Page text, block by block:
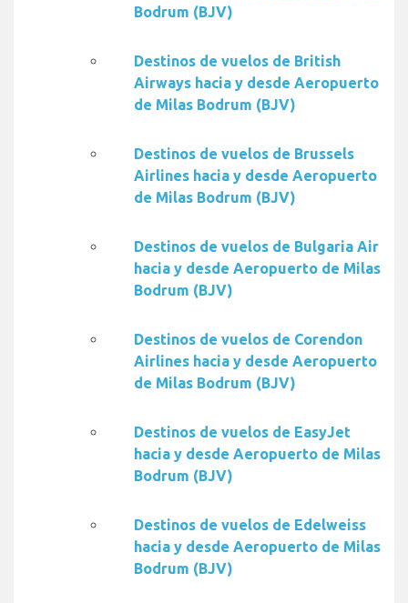
Bodrum (BJV)
Destinos de vuelos de British
Airways hacia y desde Aeropuerto
de Milas Bodrum (BJV)
Destinos de vuelos de Brussels
Airlines hacia y desde Aeropuerto
de Milas Bodrum (BJV)
Destinos de vuelos de Bulgaria Air
hacia y desde Aeropuerto de Milas
Bodrum (BJV)
Destinos de vuelos de Corendon
Airlines hacia y desde Aeropuerto
de Milas Bodrum (BJV)
Destinos de vuelos de EasyJet
hacia y desde Aeropuerto de Milas
Bodrum (BJV)
Destinos de vuelos de Edelweiss
hacia y desde Aeropuerto de Milas
Bodrum (BJV)